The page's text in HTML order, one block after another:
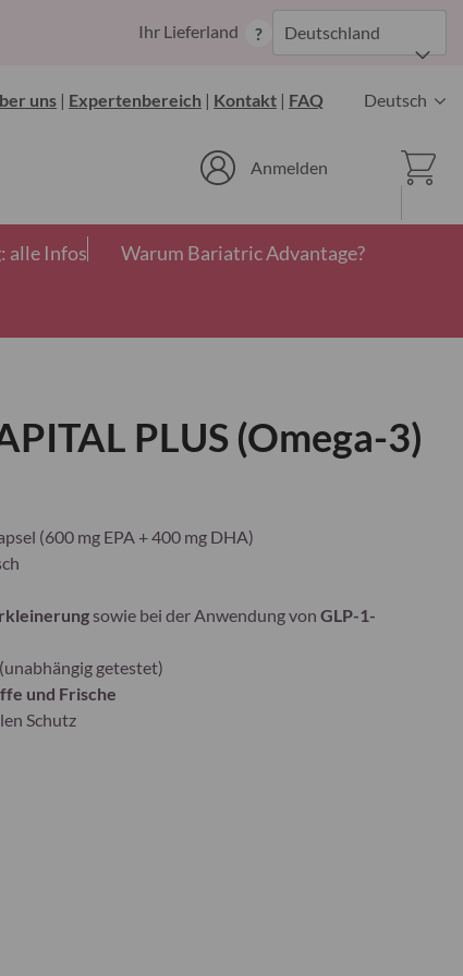
Zum
Ihr Lieferland ? Deutschland
uns | Expertenbereich | Kontakt | FAQ Sprache
Deutsch
Anmelden
alle Infos Warum Bariatric Advantage?
PLUS (Omega-3)
(600 mg EPA + 400 mg DHA)
sowie bei der Anwendung vonGLP-1-
getestet)
und Frische
Schutz